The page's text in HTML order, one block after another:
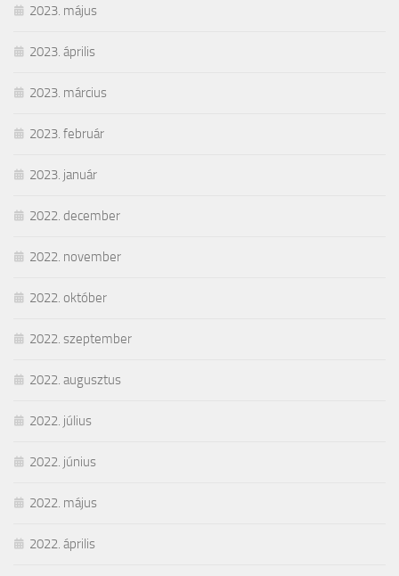
2023. május
2023. április
2023. március
2023. február
2023. január
2022. december
2022. november
2022. október
2022. szeptember
2022. augusztus
2022. július
2022. június
2022. május
2022. április